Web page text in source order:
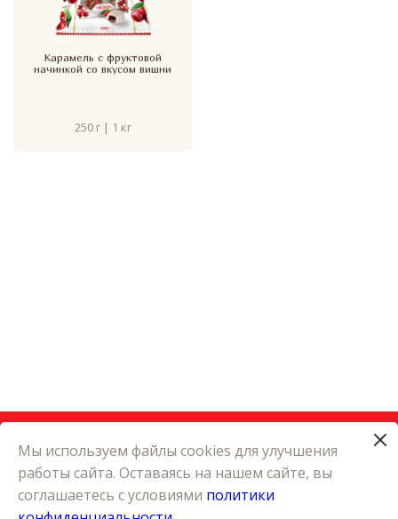
Карамель с фруктовой
начинкой со вкусом вишни
250 г | 1 кг
КАТАЛОГ
КАРЬЕРА
Мы используем файлы cookies для улучшения
работы сайта. Оставаясь на нашем сайте, вы
соглашаетесь с условиями политики